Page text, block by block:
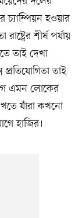
চ্যাম্পিয়ন হওয়ার
শীর্ষ পর্যায়
তাই দেখা
তাই
এমন লোকের
যাঁরা কখনো
হাজির।